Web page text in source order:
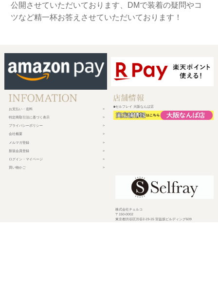
公開させていただいております、DMで装着の疑問やコ
ツなど精一杯お答えさせていただいております！
お支払い・送料
特定商取引法に基づく表示
プライバシーポリシー
会社概要
メルマガ登録
新規会員登録
ログイン・マイページ
買い物かご
■セルフレイ 大阪なんば店
株式会社チェルコ
〒150-0002
東京都渋谷区渋谷2-19-15 宮益坂ビルディング609